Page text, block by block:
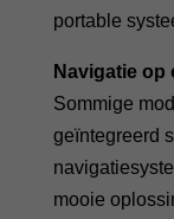
portable
Navigatie op
Sommige
geïntegreerd
mooie